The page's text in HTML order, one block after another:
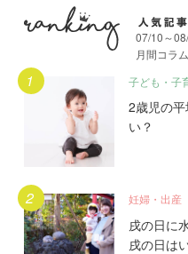
月間人気記事ランキン
07/10～
月間コラ
子ども・子
2歳児の
い？
妊婦・出産
戌の日に
戌の日は